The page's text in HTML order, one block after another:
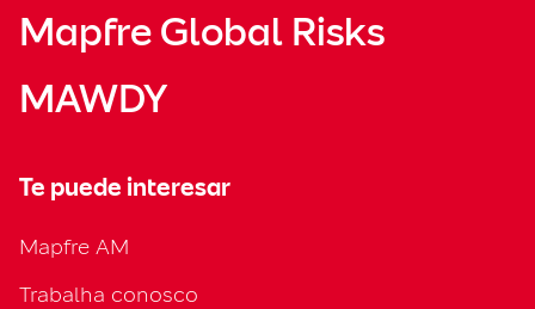
Mapfre Global Risks
MAWDY
Te puede interesar
Mapfre AM
Trabalha conosco